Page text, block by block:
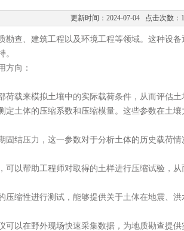
更新时间：2024-07-04 点击次数：
、建筑工程以及环境工程等领域。这种设备
。
方向：
来模拟土壤中的实际载荷条件，从而评估土
土体的压缩系数和压缩模量。这些参数在土壤
压力，这一参数对于分析土体的历史载荷情
以帮助工程师对取得的土样进行压缩试验，从
缩性进行测试，能够提供关于土体在地震、洪
以在野外现场快速采集数据，为地质勘查提供